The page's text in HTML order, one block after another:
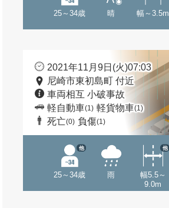
25～34歳 晴 幅～3.5m
2021年11月9日(火)07:03
尼崎市東初島町 付近
車両相互 小破事故
軽自動車(1) 軽貨物車(1)
死亡(0) 負傷(1)
25～34歳
他
雨
幅5.5～
9.0m
他